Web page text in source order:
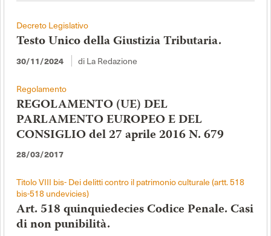
Decreto Legislativo
Testo Unico della Giustizia Tributaria.
30/11/2024 di La Redazione
Regolamento
REGOLAMENTO (UE) DEL
PARLAMENTO EUROPEO E DEL
CONSIGLIO del 27 aprile 2016 N. 679
28/03/2017
Titolo VIII bis- Dei delitti contro il patrimonio culturale (artt. 518
bis-518 undevicies)
Art. 518 quinquiedecies Codice Penale. Casi
di non punibilità.